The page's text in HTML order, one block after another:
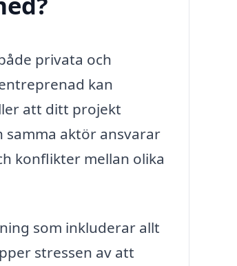
privata och
kan
att ditt projekt
aktör ansvarar
konflikter mellan olika
som inkluderar allt
stressen av att